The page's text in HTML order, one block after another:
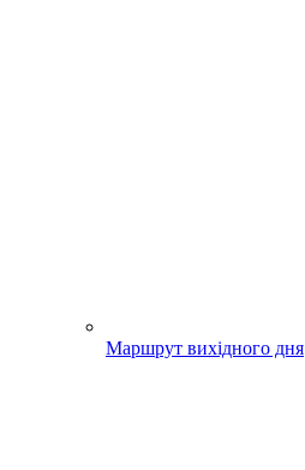
Маршрут вихідного дня